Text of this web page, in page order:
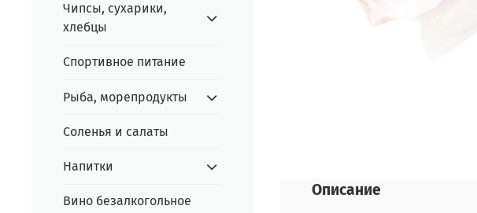
Описание
Чипсы, сухарики,
хлебцы
Спортивное питание
Рыба, морепродукты
Соленья и салаты
Напитки
Вино безалкогольное